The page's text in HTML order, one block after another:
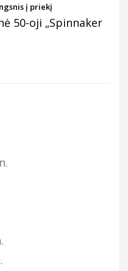
į priekį
50-oji „Spinnaker